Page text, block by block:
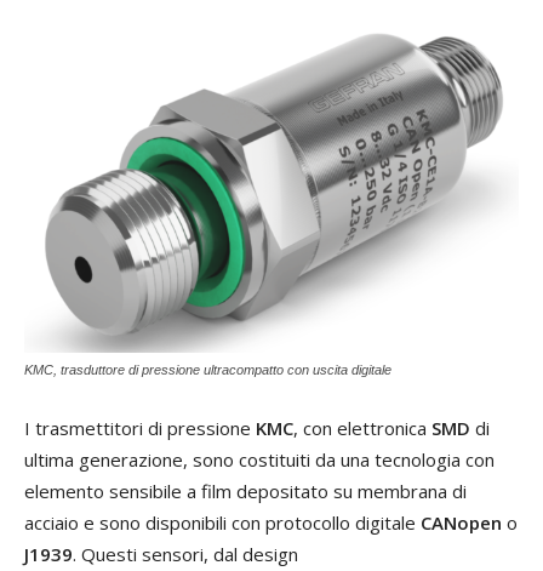
KMC, trasduttore di pressione ultracompatto con uscita digitale
I trasmettitori di pressione KMC, con elettronica SMD di
ultima generazione, sono costituiti da una tecnologia con
elemento sensibile a film depositato su membrana di
acciaio e sono disponibili con protocollo digitale CANopen o
J1939. Questi sensori, dal design